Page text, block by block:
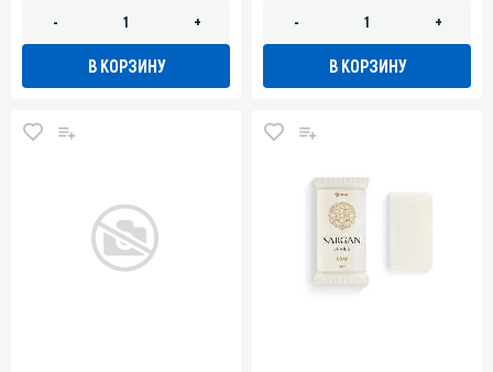
- +
В КОРЗИНУ
- +
В КОРЗИНУ